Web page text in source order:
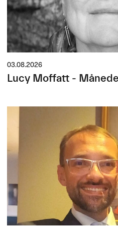
03.08.2026
Lucy Moffatt -